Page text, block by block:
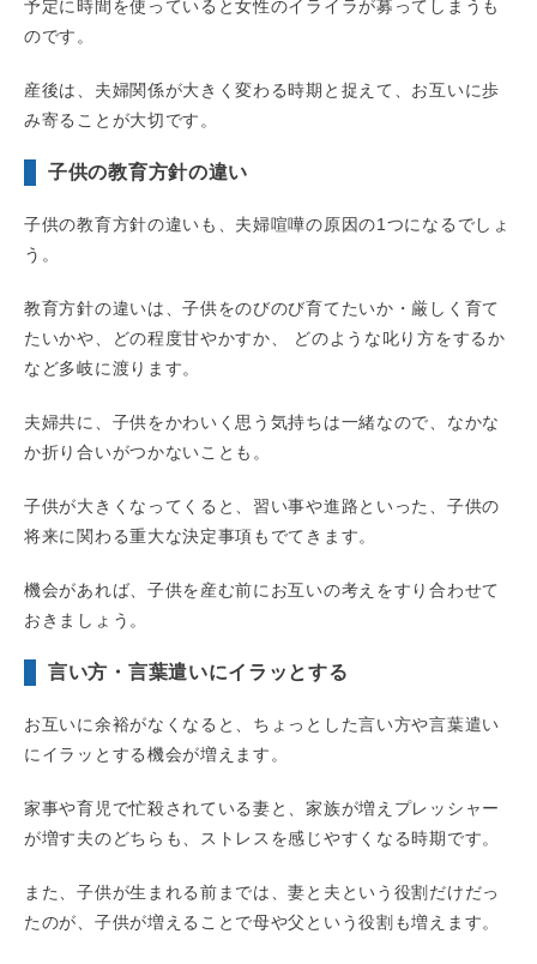
予定に時間を使っていると女性のイライラが募ってしまうも
のです。
産後は、夫婦関係が大きく変わる時期と捉えて、お互いに歩
み寄ることが大切です。
子供の教育方針の違い
子供の教育方針の違いも、夫婦喧嘩の原因の1つになるでしょ
う。
教育方針の違いは、子供をのびのび育てたいか・厳しく育て
たいかや、どの程度甘やかすか、 どのような叱り方をするか
など多岐に渡ります。
夫婦共に、子供をかわいく思う気持ちは一緒なので、なかな
か折り合いがつかないことも。
子供が大きくなってくると、習い事や進路といった、子供の
将来に関わる重大な決定事項もでてきます。
機会があれば、子供を産む前にお互いの考えをすり合わせて
おきましょう。
言い方・言葉遣いにイラッとする
お互いに余裕がなくなると、ちょっとした言い方や言葉遣い
にイラッとする機会が増えます。
家事や育児で忙殺されている妻と、家族が増えプレッシャー
が増す夫のどちらも、ストレスを感じやすくなる時期です。
また、子供が生まれる前までは、妻と夫という役割だけだっ
たのが、子供が増えることで母や父という役割も増えます。